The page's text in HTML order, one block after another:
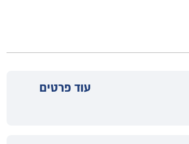
עוד פרטים